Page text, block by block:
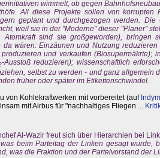
wimmelt, ob gegen
All diese Projekte sollen von korrupten
geplant und durchgezogen werden.
weil sie in der "Moderne" dieser "Planer"
Atomkraft sind sie großgeworden), bringen
da wären: Einzäunen und Nutzung
und verkaufen (Biosupermäkrte);
-Ausstoß reduzieren); wissenschaftlich
selbst zu werden - und ganz allgemein
früher oder später im Etikettenschwindel.
von Kohlekraftwerken mit vorbereitet (auf
mit Airbus für "nachhaltiges Fliegen ...
Al-Wazir freut sich über Hierarchien bei
beim Parteitag der Linken gesagt wurde,
was die Fraktion und der Parteivorstand der